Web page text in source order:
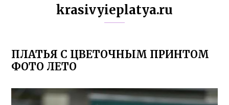
krasivyieplatya.ru
ПЛАТЬЯ С ЦВЕТОЧНЫМ ПРИНТОМ
ФОТО ЛЕТО